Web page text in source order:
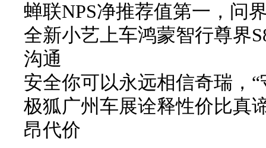
蝉联NPS净推荐值第一，问
全新小艺上车鸿蒙智行尊界
沟通
安全你可以永远相信奇瑞，
极狐广州车展诠释性价比真
昂代价